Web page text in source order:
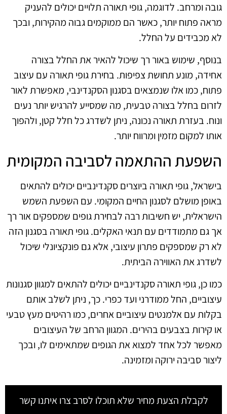
גובה ומרחב. לדוגמה, גופי תאורה תלויים יכולים להעניק
מראה פתוח יותר, כאשר הם ממוקמים גבוה מהקירות, ובכך
לא מכבידים על החלל.
בנוסף, שימוש באור רך שיכול להאיר את החלל בצורה
אחידה, מונע תחושת צפיפות. בחירת גופי תאורה עם עיצוב
פתוח, כמו אלו שנמצאים בסגנון הסקנדינבי, מאפשרת לאור
לזרום בחלל בצורה טבעית, מה שמסייע להרגיש יותר נעים
ונוח. בעזרת תאורה נכונה, ניתן לשדרג כל חלל קטן, ולהפוך
אותו למקום מזמין ומרווח יותר.
השפעת ההתאמה לסביבה המקומית
בישראל, גופי תאורה ביוצרים סקנדינביים יכולים להתאים
באופן מושלם לסגנון החיים המקומי. עם השפעת השמש
הישראלית, יש חשיבות רבה לבחירת גופים שמספקים אור רך
אך גם מתמודדים עם תנאי האקלים. גופי תאורה בסגנון הזה
לא רק שמספקים פתרון עיצובי, אלא גם פונקציונלי שיכול
לשדרג את האווירה הביתית.
כמו כן, גופי תאורה סקנדינביים יכולים להתאים למגוון סגנונות
עיצוביים, החל ממודרני ועד כפרי. כך, ניתן לשלב אותם
בקלות עם אלמנטים עיצוביים אחרים, כמו רהיטים מעץ טבעי
או קירות בצבעים בהירים. המגוון הרחב של העיצובים
מאפשר לכל אחד למצוא את הגופים שמתאימים לו, ובכך
ליצור סביבה ירוקה ומזמינה.
לקבלת הצעת מחיר שלא תוכלו לסרב צרו איתנו קשר